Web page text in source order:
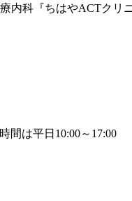
内科『ちはやACTクリ